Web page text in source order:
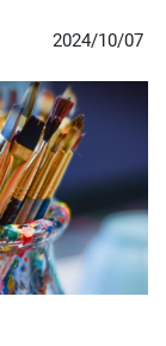
2024/10/07